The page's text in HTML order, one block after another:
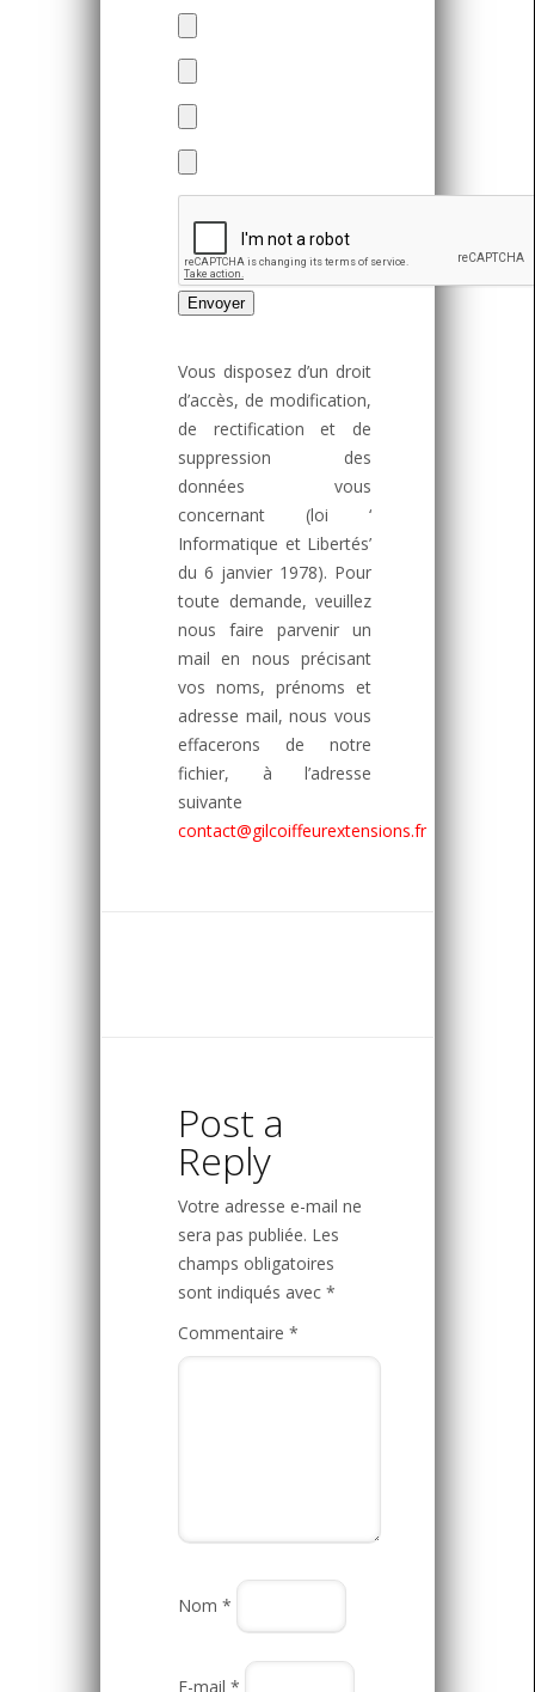
Vous disposez d’un droit
d’accès, de modification,
de rectification et de
suppression des
données vous
concernant (loi ‘
Informatique et Libertés’
du 6 janvier 1978). Pour
toute demande, veuillez
nous faire parvenir un
mail en nous précisant
vos noms, prénoms et
adresse mail, nous vous
effacerons de notre
fichier, à l’adresse
suivante
contact@gilcoiffeurextensions.fr
Post a
Reply
Votre adresse e-mail ne
sera pas publiée. Les
champs obligatoires
sont indiqués avec *
Commentaire *
Nom *
E-mail *